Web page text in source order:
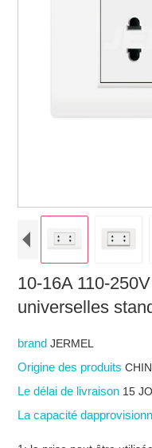
10-16A 110-
universelles
brandJERMEL
Origine des produits
Le délai de livraison 15
La capacité